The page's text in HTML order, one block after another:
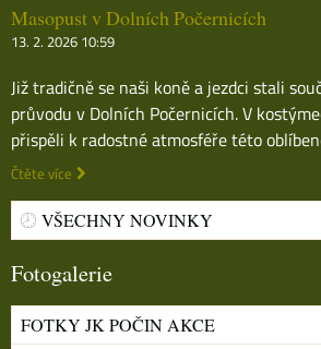
Masopust v Dolních Počernicích
13. 2. 2026 10:59
Již tradičně se naši koně a jezdci stali
průvodu v Dolních Počernicích. V
přispěli k radostné atmosféře této
Čtěte více
VŠECHNY NOVINKY
Fotogalerie
FOTKY JK POČIN AKCE